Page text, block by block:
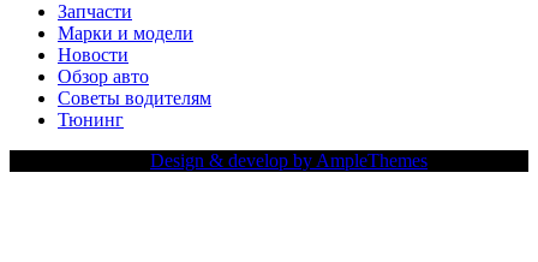
Запчасти
Марки и модели
Новости
Обзор авто
Советы водителям
Тюнинг
Design & develop by AmpleThemes